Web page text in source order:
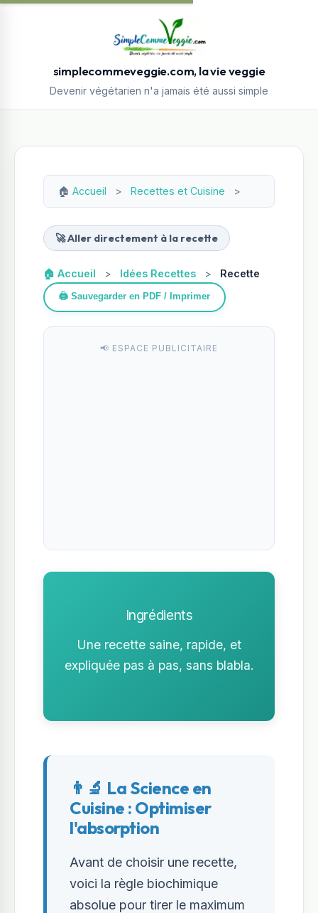
simplecommeveggie.com, la vie veggie
Devenir végétarien n'a jamais été aussi simple
🏠 Accueil > Recettes et Cuisine >
🚀 Aller directement à la recette
🏠 Accueil > Idées Recettes > Recette
🖨️ Sauvegarder en PDF / Imprimer
📢 ESPACE PUBLICITAIRE
Ingrédients
Une recette saine, rapide, et
expliquée pas à pas, sans blabla.
👨‍🔬 La Science en
Cuisine : Optimiser
l'absorption
Avant de choisir une recette,
voici la règle biochimique
absolue pour tirer le maximum